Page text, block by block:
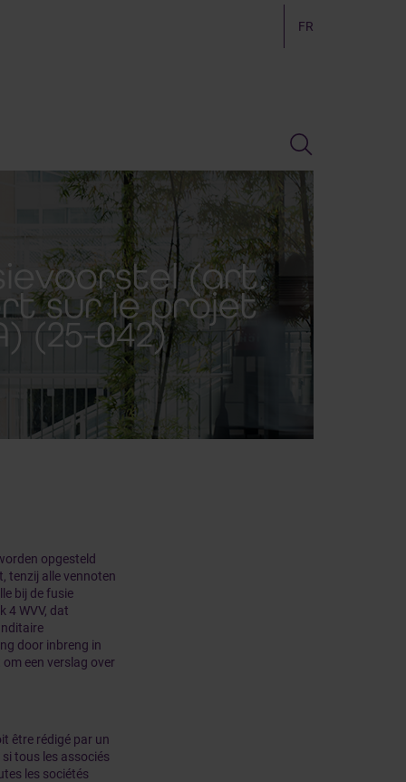
FR
(art.
sur le projet
(25-042)
opgesteld
tenzij alle vennoten
bij de fusie
4 WVV, dat
door inbreng in
een verslag over
être rédigé par un
tous les associés
les sociétés